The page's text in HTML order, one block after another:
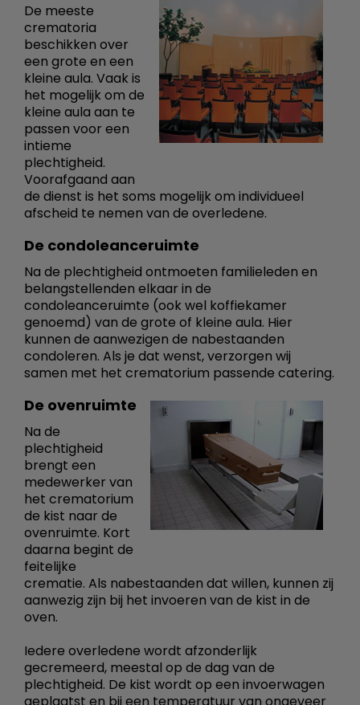
De meeste
crematoria
beschikken over
een grote en een
kleine aula. Vaak is
het mogelijk om de
kleine aula aan te
passen voor een
intieme
plechtigheid.
Voorafgaand aan
de dienst is het soms mogelijk om individueel
afscheid te nemen van de overledene.
De condoleanceruimte
Na de plechtigheid ontmoeten familieleden en
belangstellenden elkaar in de
condoleanceruimte (ook wel koffiekamer
genoemd) van de grote of kleine aula. Hier
kunnen de aanwezigen de nabestaanden
condoleren. Als je dat wenst, verzorgen wij
samen met het crematorium passende catering.
De ovenruimte
Na de
plechtigheid
brengt een
medewerker van
het crematorium
de kist naar de
ovenruimte. Kort
daarna begint de
feitelijke
crematie. Als nabestaanden dat willen, kunnen zij
aanwezig zijn bij het invoeren van de kist in de
oven.
Iedere overledene wordt afzonderlijk
gecremeerd, meestal op de dag van de
plechtigheid. De kist wordt op een invoerwagen
geplaatst en bij een temperatuur van ongeveer